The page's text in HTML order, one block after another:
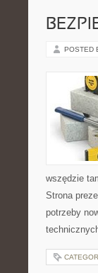
POSTED
wszędzie
Strona
potrzeby